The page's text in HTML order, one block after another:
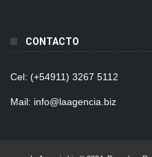
CONTACTO
Cel: (+54911) 3267 5112
Mail: info@laagencia.biz